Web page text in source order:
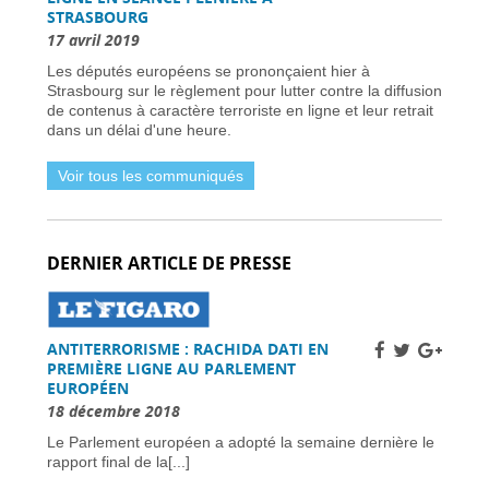
Dernière chance pour les skieurs cette saison -
31 mars 2026
Vol Ryanair : des passagers bloqués en France
à cause des retards de l’EES -31 mars 2026
Air France-KLM augmente les tarifs long-
courrier face à la crise pétrolière du Moyen-
Orient -30 mars 2026
Nationaux britanniques à double nationalité:
défis de renouvellement de passeport dans le
L’extrême droite et la gauche enregistrent des
gains importants - 30 mars 2026
Sénat français approuve la loi sur l’ANPR pour
renforcer les moyens de lutte contre la
criminalité -29 mars 2026
Femme britannique disparue à Nîmes
retrouvée saine et sauve en Italie -
2026
Un chauffeur routier condamné à 11 700 €
d’amende en France pour fraude systématique
aux péages autoroutiers -29 mars 2026
STRASBOURG
17 avril 2019
Les députés européens se prononçaient hier à
Strasbourg sur le règlement pour lutter contre la diffusion
de contenus à caractère terroriste en ligne et leur retrait
dans un délai d'une heure.
Voir tous les communiqués
DERNIER ARTICLE DE PRESSE
ANTITERRORISME : RACHIDA DATI EN
PREMIÈRE LIGNE AU PARLEMENT
EUROPÉEN
18 décembre 2018
Le Parlement européen a adopté la semaine dernière le
rapport final de la[...]